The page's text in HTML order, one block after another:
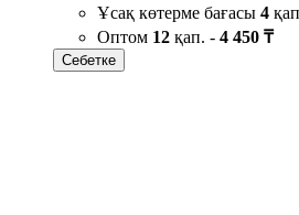
Ұсақ көтерме бағасы 4
Оптом 12 қап. - 4 450 ₸
Себетке